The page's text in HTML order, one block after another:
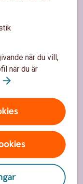
när du vill,
när du är
.